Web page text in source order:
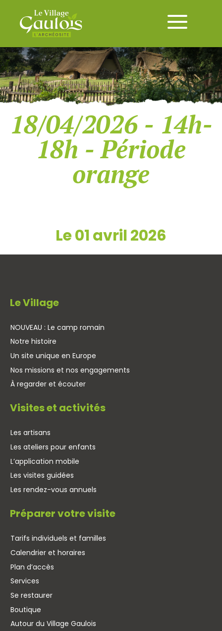
18/04/2026 - 14h-
18h - Période
orange
Le 01 avril 2026
Le Village
NOUVEAU : Le camp romain
Notre histoire
Un site unique en Europe
Nos missions et nos engagements
À regarder et écouter
Visites et activités
Les artisans
Les ateliers pour enfants
L’application mobile
Les visites guidées
Les rendez-vous annuels
Préparer votre visite
Tarifs individuels et familles
Calendrier et horaires
Plan d’accès
Services
Se restaurer
Boutique
Autour du Village Gaulois